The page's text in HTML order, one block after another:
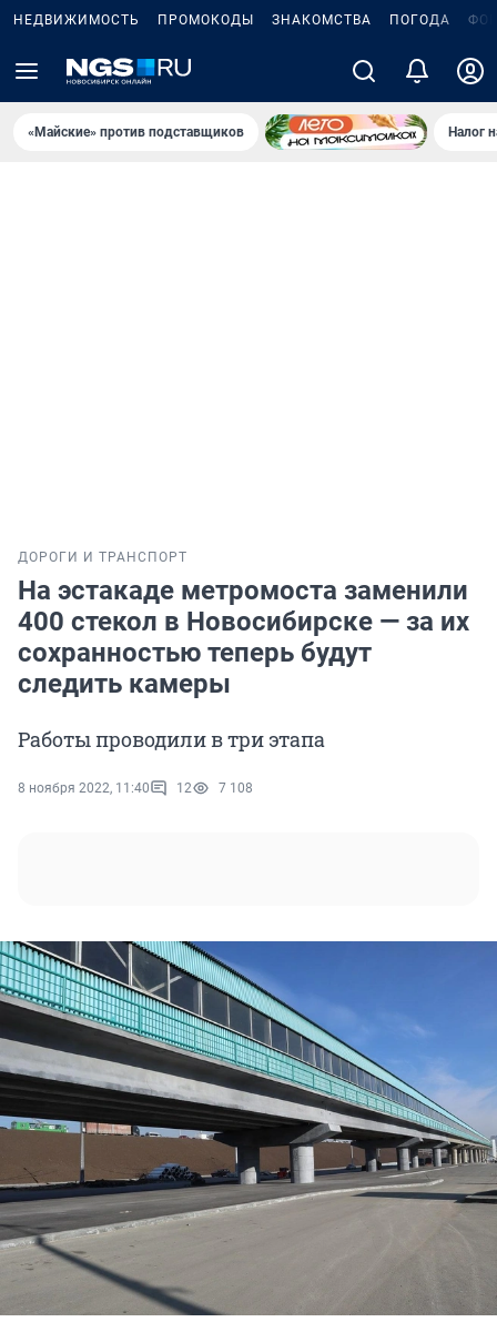
НЕДВИЖИМОСТЬ ПРОМОКОДЫ ЗНАКОМСТВА ПОГОДА
«Майские» против подставщиков Налог
ДОРОГИ И ТРАНСПОРТ
На эстакаде метромоста заменили
400 стекол в Новосибирске — за их
сохранностью теперь будут
следить камеры
Работы проводили в три этапа
8 ноября 2022, 11:40 12 7 108